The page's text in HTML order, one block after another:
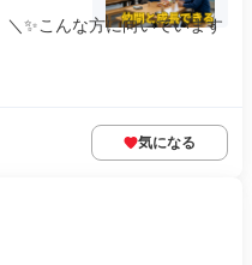
✨こんな方に向いています
気になる